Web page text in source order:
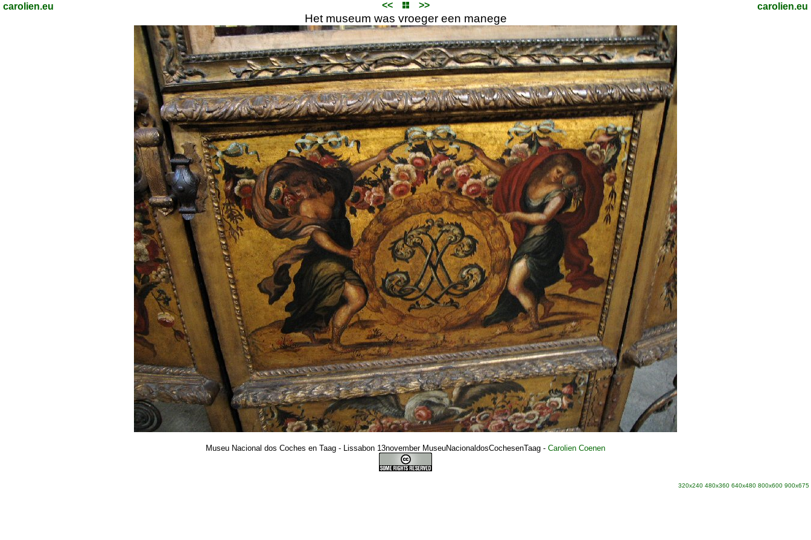
carolien.eu << >> carolien.eu
Het museum was vroeger een manege
Museu Nacional dos Coches en Taag - Lissabon 13november MuseuNacionaldosCochesenTaag - Carolien Coenen
320x240 480x360 640x480 800x600 900x675